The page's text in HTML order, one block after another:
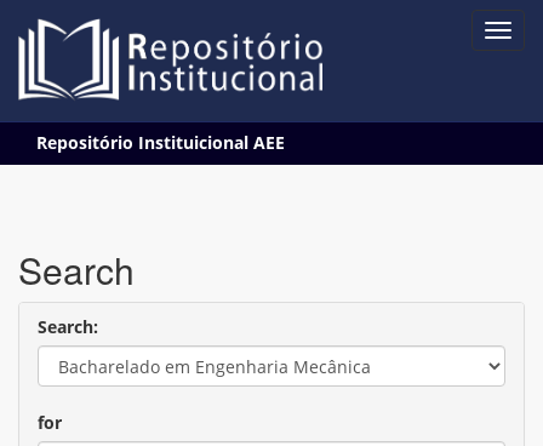
navigation
Repositório Instituicional AEE
Search
Search:
for